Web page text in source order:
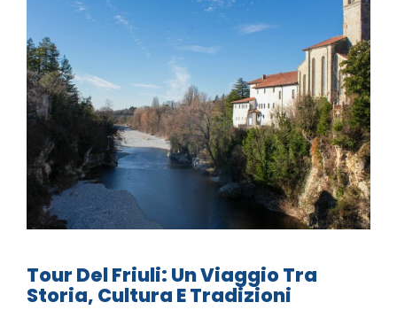
Tour Del Friuli: Un Viaggio Tra
Storia, Cultura E Tradizioni